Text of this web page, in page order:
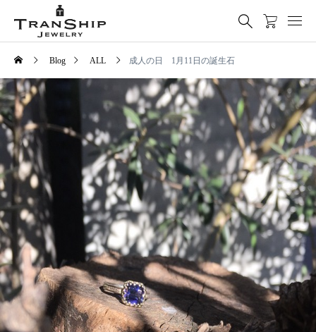
Blog ALL 成人の日 1月11日の誕生石